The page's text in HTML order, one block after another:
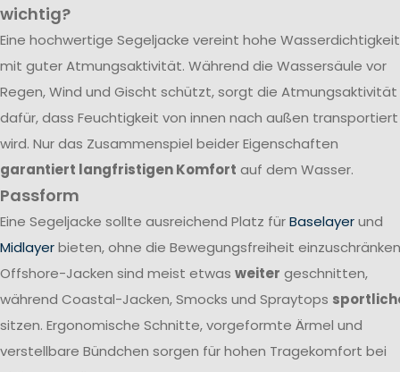
wichtig?
Eine hochwertige Segeljacke vereint hohe Wasserdichtigkeit
mit guter Atmungsaktivität. Während die Wassersäule vor
Regen, Wind und Gischt schützt, sorgt die Atmungsaktivität
dafür, dass Feuchtigkeit von innen nach außen transportiert
wird. Nur das Zusammenspiel beider Eigenschaften
garantiert langfristigen Komfort auf dem Wasser.
Passform
Eine Segeljacke sollte ausreichend Platz fürBaselayerund
Midlayerbieten, ohne die Bewegungsfreiheit
Offshore-Jacken sind meist etwas weiter geschnitten,
während Coastal-Jacken, Smocks und Spraytops
sitzen. Ergonomische Schnitte, vorgeformte Ärmel und
verstellbare Bündchen sorgen für hohen Tragekomfort bei